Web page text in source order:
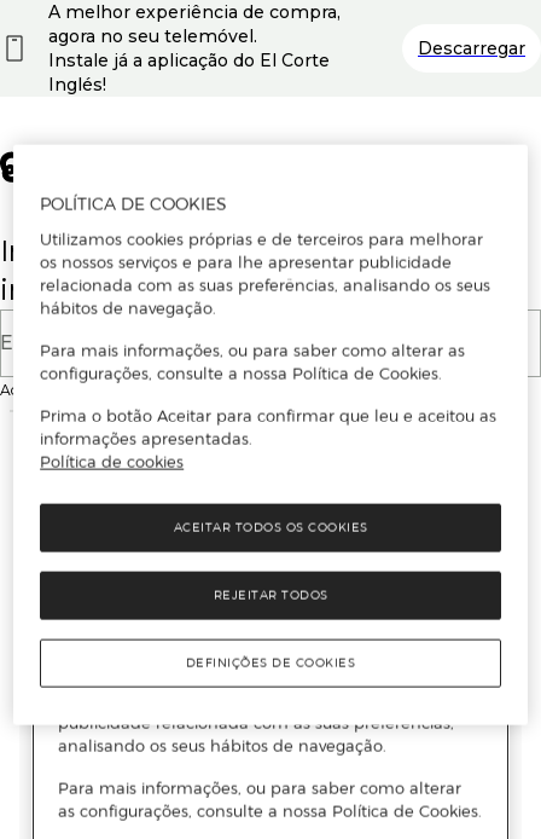
Insira o seu email para se registar ou
iniciar sessão.
E-mail
Ao continuar, aceitas as
A melhor experiência de compra,
agora no seu telemóvel.
Instale já a aplicação do El Corte
Inglés!
Descarregar
POLÍTICA DE COOKIES
Utilizamos cookies próprias e de terceiros para melhorar
os nossos serviços e para lhe apresentar publicidade
relacionada com as suas preferências, analisando os seus
hábitos de navegação.
Para mais informações, ou para saber como alterar as
configurações, consulte a nossa Política de Cookies.
Prima o botão Aceitar para confirmar que leu e aceitou as
informações apresentadas.
Política de cookies
REJEITAR TODOS
ACEITAR TODOS OS COOKIES
DEFINIÇÕES DE COOKIES